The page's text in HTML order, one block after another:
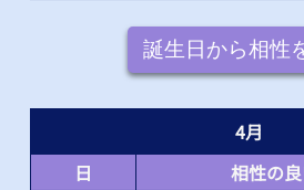
誕生日から相性
4月
日
相性の